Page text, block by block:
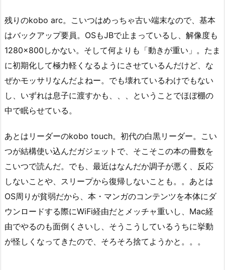
残りのkobo arc。こいつはめっちゃ古い端末なので、基本
はバックアップ要員。OSもJBで止まっているし、解像度も
1280×800しかない。そして何よりも「動きが重い」。たま
に初期化して極力軽くなるようにさせているんだけど、な
ぜかモッサリなんだよねー。でも壊れているわけでもない
し、いずれは息子に渡すかも、、、ということでほぼ棚の
中で眠らせている。
あとはリーダーのkobo touch。初代の白黒リーダー。こい
つが結構使い込んだガジェットで、そこそこの本の冊数を
こいつで読んだ。でも、最近はなんだか調子が悪く、反応
しないことや、スリープから復帰しないことも。。あとは
OS周りが貧弱だから、本・マンガのコンテンツを本体にダ
ウンロードする際にWiFi経由だとメッチャ重いし、Mac経
由でやるのも面倒くさいし、そうこうしているうちに挙動
が怪しくなってきたので、そろそろ捨てようかと。。。